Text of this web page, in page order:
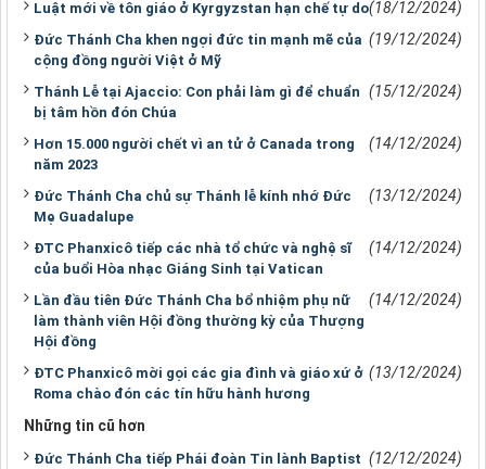
Luật mới về tôn giáo ở Kyrgyzstan hạn chế tự do(18/12/2024)
Đức Thánh Cha khen ngợi đức tin mạnh mẽ của
cộng đồng người Việt ở Mỹ
(19/12/2024)
Thánh Lễ tại Ajaccio: Con phải làm gì để chuẩn
bị tâm hồn đón Chúa
(15/12/2024)
Hơn 15.000 người chết vì an tử ở Canada trong
năm 2023
(14/12/2024)
Đức Thánh Cha chủ sự Thánh lễ kính nhớ Đức
Mẹ Guadalupe
(13/12/2024)
ĐTC Phanxicô tiếp các nhà tổ chức và nghệ sĩ
của buổi Hòa nhạc Giáng Sinh tại Vatican
(14/12/2024)
Lần đầu tiên Đức Thánh Cha bổ nhiệm phụ nữ
làm thành viên Hội đồng thường kỳ của Thượng
Hội đồng
(14/12/2024)
ĐTC Phanxicô mời gọi các gia đình và giáo xứ ở
Roma chào đón các tín hữu hành hương
(13/12/2024)
Những tin cũ hơn
Đức Thánh Cha tiếp Phái đoàn Tin lành Baptist (12/12/2024)